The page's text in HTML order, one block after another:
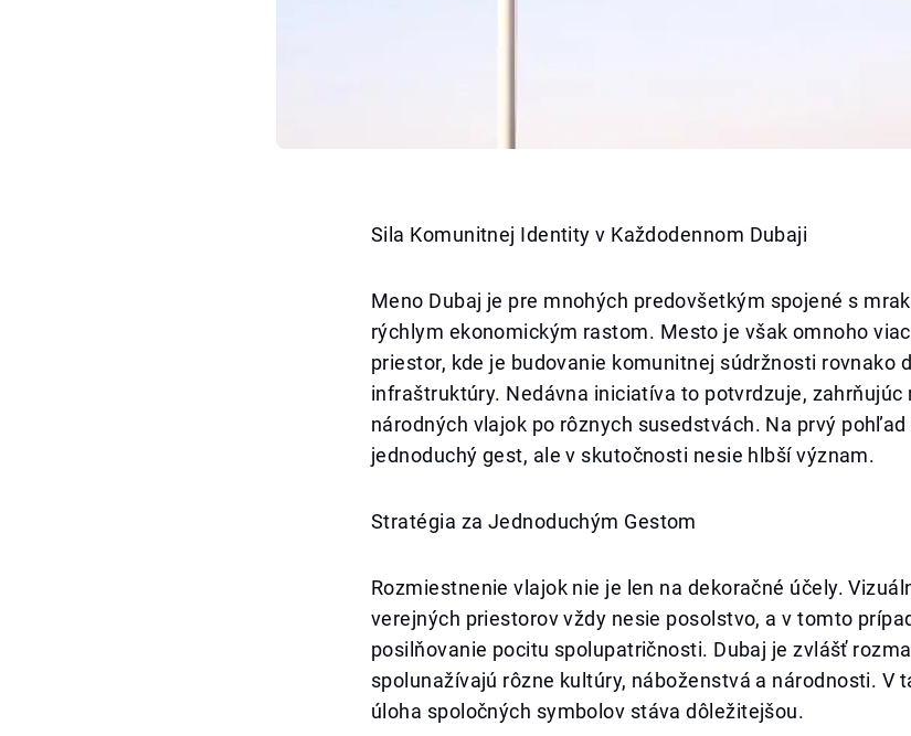
Sila Komunitnej Identity v Každodennom Dubaji
Meno Dubaj je pre mnohých predovšetkým spojené s
rýchlym ekonomickým rastom. Mesto je však omnoho
priestor, kde je budovanie komunitnej súdržnosti rovnako
infraštruktúry. Nedávna iniciatíva to potvrdzuje,
národných vlajok po rôznych susedstvách. Na prvý
jednoduchý gest, ale v skutočnosti nesie hlbší význam.
Stratégia za Jednoduchým Gestom
Rozmiestnenie vlajok nie je len na dekoračné účely.
verejných priestorov vždy nesie posolstvo, a v tomto
posilňovanie pocitu spolupatričnosti. Dubaj je zvlášť
spolunažívajú rôzne kultúry, náboženstvá a národnosti. V
úloha spoločných symbolov stáva dôležitejšou.